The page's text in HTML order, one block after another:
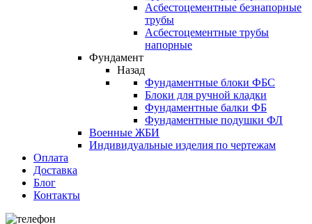
Асбестоцементные безнапорные
трубы
Асбестоцементные трубы
напорные
Фундамент
Назад
Фундаментные блоки ФБС
Блоки для ручной кладки
Фундаментные балки ФБ
Фундаментные подушки ФЛ
Военные ЖБИ
Индивидуальные изделия по чертежам
Оплата
Доставка
Блог
Контакты